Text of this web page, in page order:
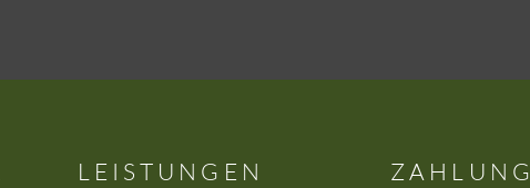
LEISTUNGEN ZAHLUNG